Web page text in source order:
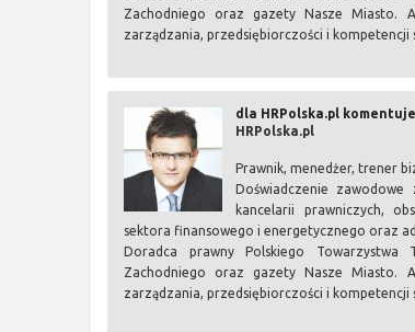
Zachodniego oraz gazety Nasze Miasto.
zarządzania, przedsiębiorczości i kompetencji
dla HRPolska.pl
HRPolska.pl
Prawnik, menedżer, trener
Doświadczenie zawodowe
kancelarii prawniczych,
sektora finansowego i energetycznego oraz
Doradca prawny Polskiego Towarzystwa
Zachodniego oraz gazety Nasze Miasto.
zarządzania, przedsiębiorczości i kompetencji